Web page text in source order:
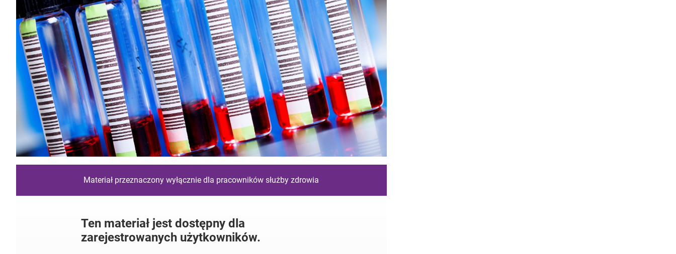
Materiał przeznaczony wyłącznie dla pracowników służby zdrowia
Ten materiał jest dostępny dla
zarejestrowanych użytkowników.